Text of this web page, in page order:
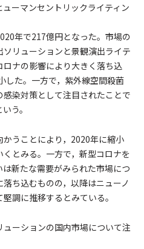
ーマンセントリックライティン
年で217億円となった。市場の
リューションと景観演出ライテ
ナの影響により大きく落ち込
した。一方で，紫外線空間殺菌
染対策として注目されたことで
う。
うことにより，2020年に縮小
とみる。一方で，新型コロナを
新たな需要がみられた市場につ
ち込むものの，以降はニューノ
調に推移するとみている。
ーションの国内市場について注